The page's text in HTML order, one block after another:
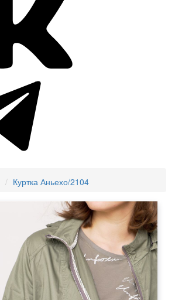
Куртка Аньехо/2104